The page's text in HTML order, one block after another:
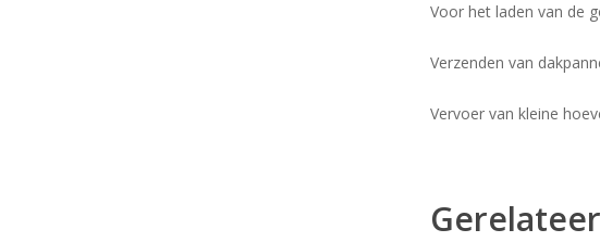
Voor het laden van de
Verzenden van
Vervoer van kleine